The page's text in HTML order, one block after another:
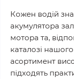
Кожен водій
акумулятора
мотора та,
каталозі
асортимент
підходять